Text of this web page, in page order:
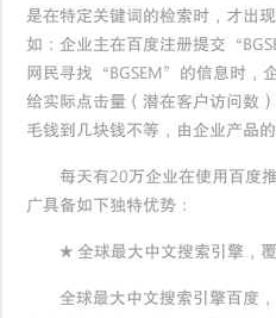
是在特定关键词的检索时，才出
如：企业主在百度注册提交
网民寻找“BGSEM”的信息时，
给实际点击量（潜在客户访问数
毛钱到几块钱不等，由企业产品
每天有20万企业在使用百度推
广具备如下独特优势：
★ 全球最大中文搜索引擎，覆
全球最大中文搜索引擎百度，